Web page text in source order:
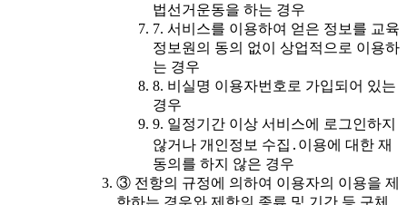
법선거운동을 하는 경우
7. 서비스를 이용하여 얻은 정보를 교육
정보원의 동의 없이 상업적으로 이용하
는 경우
8. 비실명 이용자번호로 가입되어 있는
경우
9. 일정기간 이상 서비스에 로그인하지
않거나 개인정보 수집․이용에 대한 재
동의를 하지 않은 경우
③ 전항의 규정에 의하여 이용자의 이용을 제